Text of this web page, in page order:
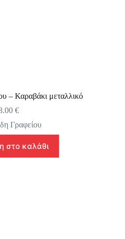
– Καραβάκι μεταλλικό
€
Γραφείου
στο καλάθι